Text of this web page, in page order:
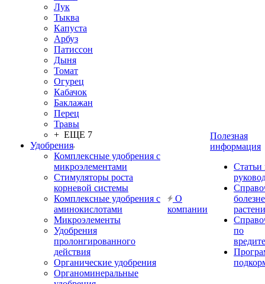
Лук
Тыква
Капуста
Арбуз
Патиссон
Дыня
Томат
Огурец
Кабачок
Баклажан
Перец
Травы
+ ЕЩЕ 7
Удобрения
Комплексные удобрения с
микроэлементами
Стимуляторы роста
корневой системы
Комплексные удобрения с
аминокислотами
Микроэлементы
Удобрения
пролонгированного
действия
Органические удобрения
Органоминеральные
О
компании
Полезная
информация
Статьи
по